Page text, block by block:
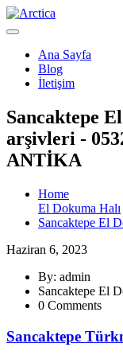
Ana Sayfa
Blog
İletişim
Sancaktepe
arşivleri -
ANTİKA
Home
El Dokuma Halı
Sancaktepe El
Haziran 6, 2023
By: admin
Sancaktepe El
0 Comments
Sancaktepe